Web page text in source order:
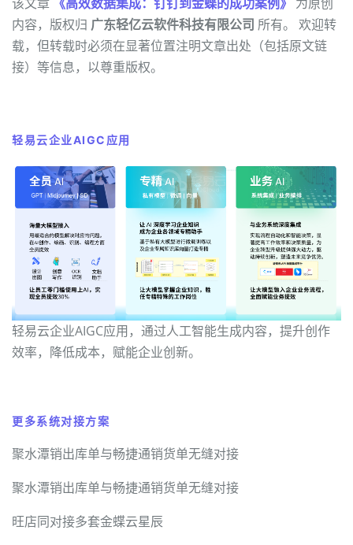
内容，版权归 广东轻亿云软件科技有限公司 所有。 欢迎转
载，但转载时必须在显著位置注明文章出处（包括原文链
接）等信息，以尊重版权。
轻易云企业AIGC应用
轻易云企业AIGC应用，通过人工智能生成内容，提升创作
效率，降低成本，赋能企业创新。
更多系统对接方案
聚水潭销出库单与畅捷通销货单无缝对接
聚水潭销出库单与畅捷通销货单无缝对接
旺店同对接多套金蝶云星辰